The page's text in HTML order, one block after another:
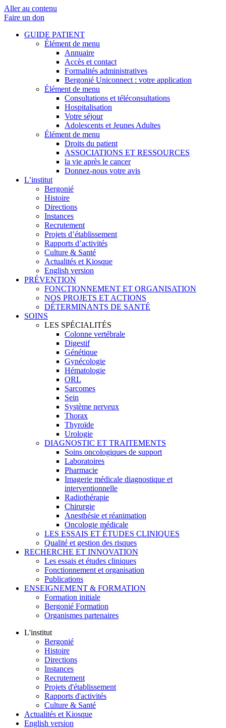
Aller au contenu
Faire un don
GUIDE PATIENT
Élément de menu
Annuaire
Accès et contact
Formalités administratives
Bergonié Uniconnect : votre application
Élément de menu
Consultations et téléconsultations
Hospitalisation
Votre séjour
Adolescents et Jeunes Adultes
Élément de menu
Droits du patient
ASSOCIATIONS ET RESSOURCES
la vie après le cancer
Donnez-nous votre avis
L’institut
Bergonié
Histoire
Directions
Instances
Recrutement
Projets d’établissement
Rapports d’activités
Culture & Santé
Actualités et Kiosque
English version
PRÉVENTION
FONCTIONNEMENT ET ORGANISATION
NOS PROJETS ET ACTIONS
DÉTERMINANTS DE SANTÉ
SOINS
LES SPÉCIALITÉS
Colonne vertébrale
Digestif
Génétique
Gynécologie
Hématologie
ORL
Sarcomes
Sein
Système nerveux
Thorax
Thyroïde
Urologie
DIAGNOSTIC ET TRAITEMENTS
Soins oncologiques de support
Laboratoires
Pharmacie
Imagerie médicale diagnostique et
interventionnelle
Radiothérapie
Chirurgie
Anesthésie et réanimation
Oncologie médicale
LES ESSAIS ET ÉTUDES CLINIQUES
Qualité et gestion des risques
RECHERCHE ET INNOVATION
Les essais et études cliniques
Fonctionnement et organisation
Publications
ENSEIGNEMENT & FORMATION
Formation initiale
Bergonié Formation
Organismes partenaires
L'institut
Bergonié
Histoire
Directions
Instances
Recrutement
Projets d'établissement
Rapports d'activités
Culture & Santé
Actualités et Kiosque
English version